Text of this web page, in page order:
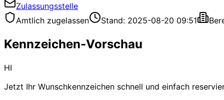
Zulassungsstelle
Amtlich zugelassen
Stand: 2025-08-20 09:51
Kennzeichen-Vorschau
HI
Jetzt Ihr Wunschkennzeichen schnell und einfach